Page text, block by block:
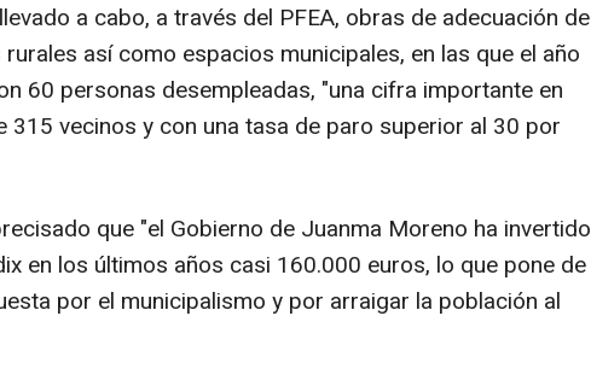
a cabo, a través del PFEA, obras de adecuación de
así como espacios municipales, en las que el año
60 personas desempleadas, "una cifra importante en
315 vecinos y con una tasa de paro superior al 30 por
que "el Gobierno de Juanma Moreno ha invertido
en los últimos años casi 160.000 euros, lo que pone de
por el municipalismo y por arraigar la población al